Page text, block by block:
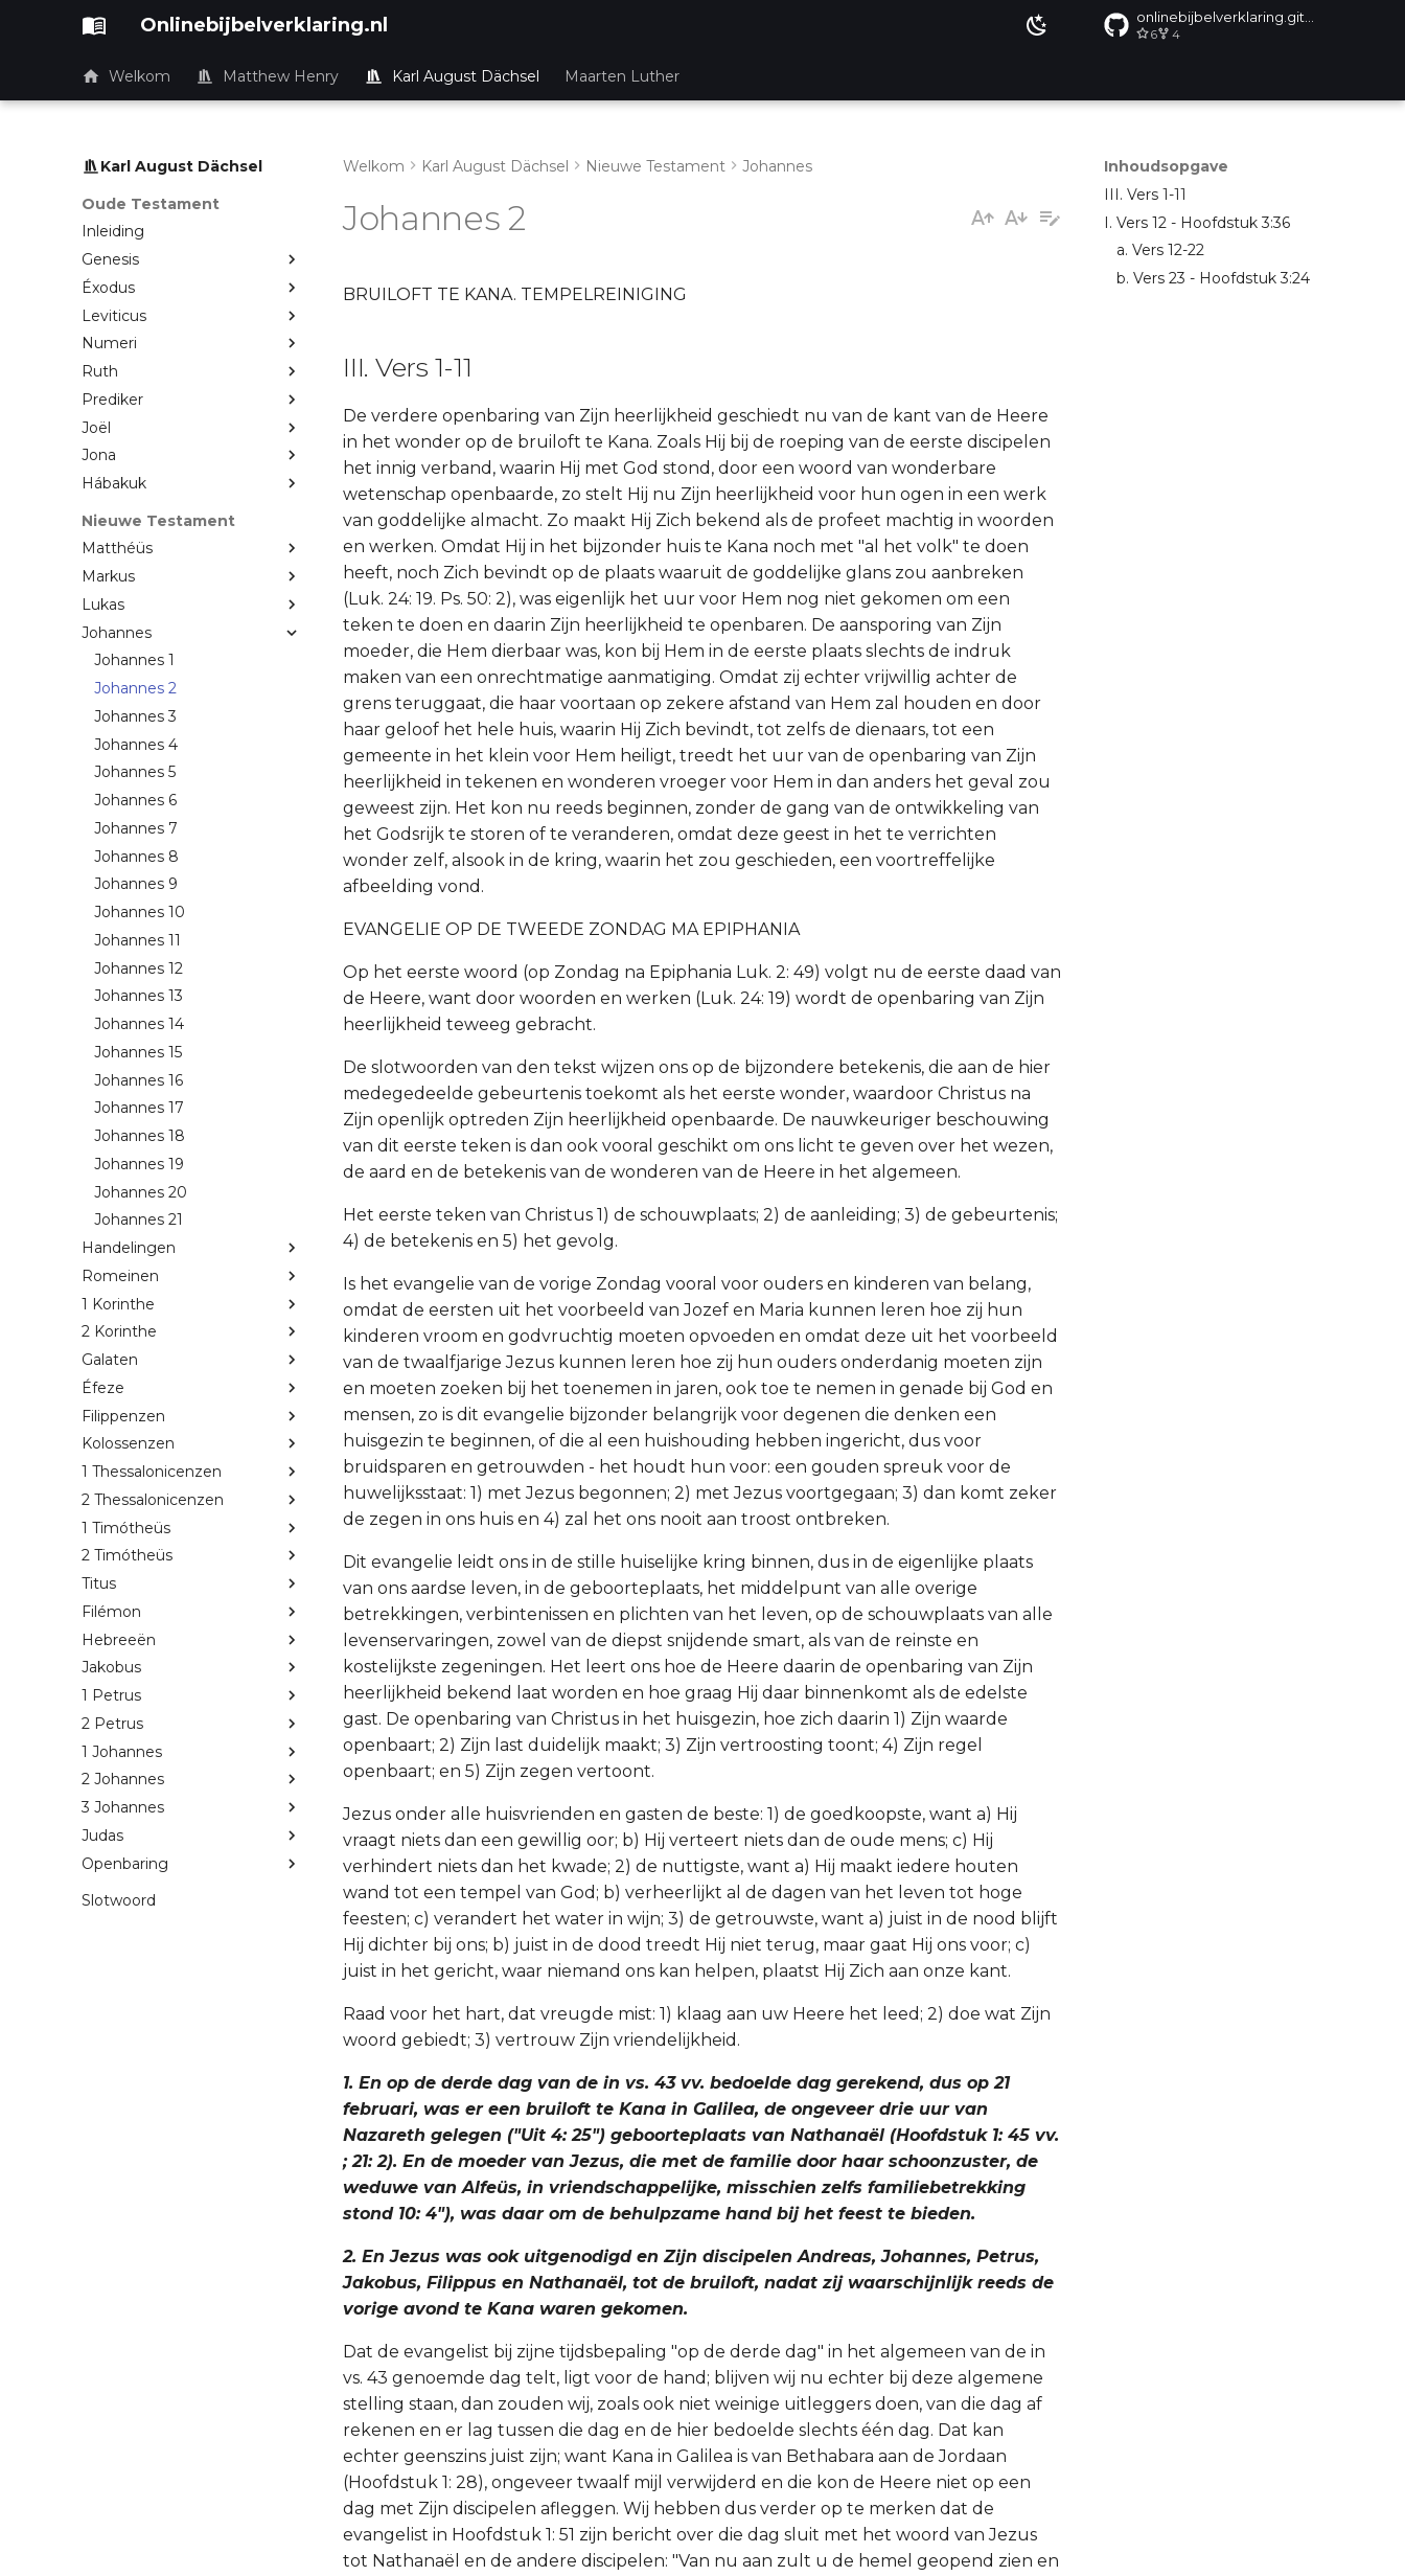
Onlinebijbelverklaring.nl 6 4
Welkom Matthew Henry Karl August Dächsel Maarten Luther
Karl August Dächsel
Oude Testament
Inleiding
Genesis
Éxodus
Leviticus
Numeri
Ruth
Prediker
Joël
Jona
Hábakuk
Nieuwe Testament
Matthéüs
Markus
Lukas
Johannes
Johannes 1
Johannes 2
Johannes 3
Johannes 4
Johannes 5
Johannes 6
Johannes 7
Johannes 8
Johannes 9
Johannes 10
Johannes 11
Johannes 12
Johannes 13
Johannes 14
Johannes 15
Johannes 16
Johannes 17
Johannes 18
Johannes 19
Johannes 20
Johannes 21
Handelingen
Romeinen
1 Korinthe
2 Korinthe
Galaten
Éfeze
Filippenzen
Kolossenzen
1 Thessalonicenzen
2 Thessalonicenzen
1 Timótheüs
2 Timótheüs
Titus
Filémon
Hebreeën
Jakobus
1 Petrus
2 Petrus
1 Johannes
2 Johannes
3 Johannes
Judas
Openbaring
Slotwoord
Inhoudsopgave
III. Vers 1-11
I. Vers 12 - Hoofdstuk 3:36
a. Vers 12-22
b. Vers 23 - Hoofdstuk 3:24
Welkom Karl August Dächsel Nieuwe Testament Johannes
Johannes 2
BRUILOFT TE KANA. TEMPELREINIGING
III. Vers 1-11
De verdere openbaring van Zijn heerlijkheid geschiedt nu van de kant van de Heere
in het wonder op de bruiloft te Kana. Zoals Hij bij de roeping van de eerste discipelen
het innig verband, waarin Hij met God stond, door een woord van wonderbare
wetenschap openbaarde, zo stelt Hij nu Zijn heerlijkheid voor hun ogen in een werk
van goddelijke almacht. Zo maakt Hij Zich bekend als de profeet machtig in woorden
en werken. Omdat Hij in het bijzonder huis te Kana noch met "al het volk" te doen
heeft, noch Zich bevindt op de plaats waaruit de goddelijke glans zou aanbreken
(Luk. 24: 19. Ps. 50: 2), was eigenlijk het uur voor Hem nog niet gekomen om een
teken te doen en daarin Zijn heerlijkheid te openbaren. De aansporing van Zijn
moeder, die Hem dierbaar was, kon bij Hem in de eerste plaats slechts de indruk
maken van een onrechtmatige aanmatiging. Omdat zij echter vrijwillig achter de
grens teruggaat, die haar voortaan op zekere afstand van Hem zal houden en door
haar geloof het hele huis, waarin Hij Zich bevindt, tot zelfs de dienaars, tot een
gemeente in het klein voor Hem heiligt, treedt het uur van de openbaring van Zijn
heerlijkheid in tekenen en wonderen vroeger voor Hem in dan anders het geval zou
geweest zijn. Het kon nu reeds beginnen, zonder de gang van de ontwikkeling van
het Godsrijk te storen of te veranderen, omdat deze geest in het te verrichten
wonder zelf, alsook in de kring, waarin het zou geschieden, een voortreffelijke
afbeelding vond.
EVANGELIE OP DE TWEEDE ZONDAG MA EPIPHANIA
Op het eerste woord (op Zondag na Epiphania Luk. 2: 49) volgt nu de eerste daad van
de Heere, want door woorden en werken (Luk. 24: 19) wordt de openbaring van Zijn
heerlijkheid teweeg gebracht.
De slotwoorden van den tekst wijzen ons op de bijzondere betekenis, die aan de hier
medegedeelde gebeurtenis toekomt als het eerste wonder, waardoor Christus na
Zijn openlijk optreden Zijn heerlijkheid openbaarde. De nauwkeuriger beschouwing
van dit eerste teken is dan ook vooral geschikt om ons licht te geven over het wezen,
de aard en de betekenis van de wonderen van de Heere in het algemeen.
Het eerste teken van Christus 1) de schouwplaats; 2) de aanleiding; 3) de gebeurtenis;
4) de betekenis en 5) het gevolg.
Is het evangelie van de vorige Zondag vooral voor ouders en kinderen van belang,
omdat de eersten uit het voorbeeld van Jozef en Maria kunnen leren hoe zij hun
kinderen vroom en godvruchtig moeten opvoeden en omdat deze uit het voorbeeld
van de twaalfjarige Jezus kunnen leren hoe zij hun ouders onderdanig moeten zijn
en moeten zoeken bij het toenemen in jaren, ook toe te nemen in genade bij God en
mensen, zo is dit evangelie bijzonder belangrijk voor degenen die denken een
huisgezin te beginnen, of die al een huishouding hebben ingericht, dus voor
bruidsparen en getrouwden - het houdt hun voor: een gouden spreuk voor de
huwelijksstaat: 1) met Jezus begonnen; 2) met Jezus voortgegaan; 3) dan komt zeker
de zegen in ons huis en 4) zal het ons nooit aan troost ontbreken.
Dit evangelie leidt ons in de stille huiselijke kring binnen, dus in de eigenlijke plaats
van ons aardse leven, in de geboorteplaats, het middelpunt van alle overige
betrekkingen, verbintenissen en plichten van het leven, op de schouwplaats van alle
levenservaringen, zowel van de diepst snijdende smart, als van de reinste en
kostelijkste zegeningen. Het leert ons hoe de Heere daarin de openbaring van Zijn
heerlijkheid bekend laat worden en hoe graag Hij daar binnenkomt als de edelste
gast. De openbaring van Christus in het huisgezin, hoe zich daarin 1) Zijn waarde
openbaart; 2) Zijn last duidelijk maakt; 3) Zijn vertroosting toont; 4) Zijn regel
openbaart; en 5) Zijn zegen vertoont.
Jezus onder alle huisvrienden en gasten de beste: 1) de goedkoopste, want a) Hij
vraagt niets dan een gewillig oor; b) Hij verteert niets dan de oude mens; c) Hij
verhindert niets dan het kwade; 2) de nuttigste, want a) Hij maakt iedere houten
wand tot een tempel van God; b) verheerlijkt al de dagen van het leven tot hoge
feesten; c) verandert het water in wijn; 3) de getrouwste, want a) juist in de nood blijft
Hij dichter bij ons; b) juist in de dood treedt Hij niet terug, maar gaat Hij ons voor; c)
juist in het gericht, waar niemand ons kan helpen, plaatst Hij Zich aan onze kant.
Raad voor het hart, dat vreugde mist: 1) klaag aan uw Heere het leed; 2) doe wat Zijn
woord gebiedt; 3) vertrouw Zijn vriendelijkheid.
1. En op de derde dag van de in vs. 43 vv. bedoelde dag gerekend, dus op 21
februari, was er een bruiloft te Kana in Galilea, de ongeveer drie uur van
Nazareth gelegen ("Uit 4: 25") geboorteplaats van Nathanaël (Hoofdstuk 1: 45 vv.
; 21: 2). En de moeder van Jezus, die met de familie door haar schoonzuster, de
weduwe van Alfeüs, in vriendschappelijke, misschien zelfs familiebetrekking
stond 10: 4"), was daar om de behulpzame hand bij het feest te bieden.
2. En Jezus was ook uitgenodigd en Zijn discipelen Andreas, Johannes, Petrus,
Jakobus, Filippus en Nathanaël, tot de bruiloft, nadat zij waarschijnlijk reeds de
vorige avond te Kana waren gekomen.
Dat de evangelist bij zijne tijdsbepaling "op de derde dag" in het algemeen van de in
vs. 43 genoemde dag telt, ligt voor de hand; blijven wij nu echter bij deze algemene
stelling staan, dan zouden wij, zoals ook niet weinige uitleggers doen, van die dag af
rekenen en er lag tussen die dag en de hier bedoelde slechts één dag. Dat kan
echter geenszins juist zijn; want Kana in Galilea is van Bethabara aan de Jordaan
(Hoofdstuk 1: 28), ongeveer twaalf mijl verwijderd en die kon de Heere niet op een
dag met Zijn discipelen afleggen. Wij hebben dus verder op te merken dat de
evangelist in Hoofdstuk 1: 51 zijn bericht over die dag sluit met het woord van Jezus
tot Nathanaël en de andere discipelen: "Van nu aan zult u de hemel geopend zien en